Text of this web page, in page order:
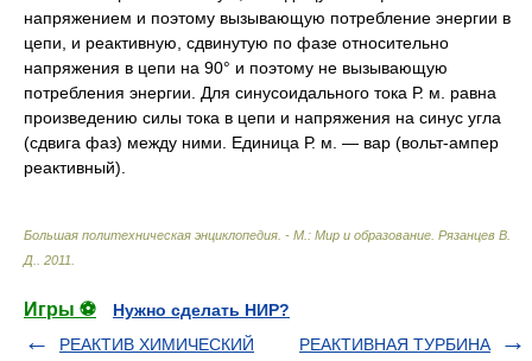
напряжением и поэтому вызывающую потребление энергии в
цепи, и реактивную, сдвинутую по фазе относительно
напряжения в цепи на 90° и поэтому не вызывающую
потребления энергии. Для синусоидального тока Р. м. равна
произведению силы тока в цепи и напряжения на синус угла
(сдвига фаз) между ними. Единица Р. м. — вар (вольт-ампер
реактивный).
Большая политехническая энциклопедия. - М.: Мир и образование Рязанцев В.
Д.
2011
Игры ⚽
Нужно сделать НИР?
РЕАКТИВ ХИМИЧЕСКИЙ
РЕАКТИВНАЯ ТУРБИНА